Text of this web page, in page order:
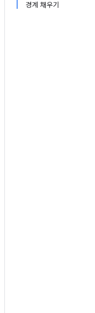
경계 채우기